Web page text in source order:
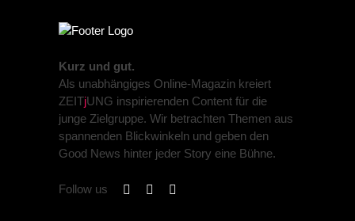
Kurz und gut.
Als unabhängiges Online-Magazin kreiert
ZEITjUNG inspirierenden Content für die
junge Zielgruppe. Wir betrachten Themen aus
spannenden Blickwinkeln und geben den
Good News hinter jeder Story eine Bühne.
Follow us